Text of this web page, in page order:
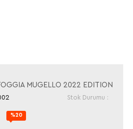
MUGELLO 2022 EDITION
Stok Durumu :
%20